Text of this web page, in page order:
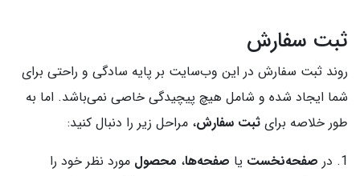
ثبت سفارش
روند ثبت سفارش در این وب‌سایت بر پایه سادگی و راحتی برای
شما ایجاد شده و شامل هیچ پیچیدگی خاصی نمی‌باشد. اما به
طور خلاصه برای ثبت سفارش، مراحل زیر را دنبال کنید:
1. در
صفحه‌نخست یا صفحه‌ها، محصول مورد نظر خود را